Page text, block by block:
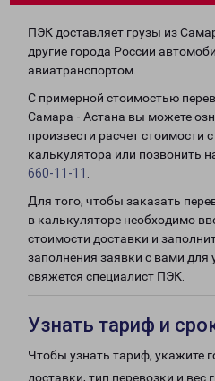
ПЭК доставляет грузы из
другие города России
авиатранспортом.
С примерной стоимостью
Самара - Астана вы можете
произвести расчет
калькулятора или позвонить
660-11-11
Для того, чтобы заказать
в калькуляторе необходимо
стоимости доставки и
заполнения заявки с вами для
свяжется специалист ПЭК.
Узнать тариф и
Чтобы узнать тариф, укажите
доставки, тип перевозки и вес